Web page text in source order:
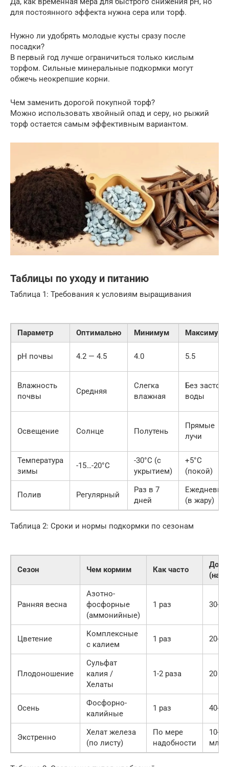
для постоянного эффекта нужна сера или торф.
Нужно ли удобрять молодые кусты сразу после
посадки?
В первый год лучше ограничиться только кислым
торфом. Сильные минеральные подкормки могут
обжечь неокрепшие корни.
Чем заменить дорогой покупной торф?
Можно использовать хвойный опад и серу, но рыжий
торф остается самым эффективным вариантом.
Таблицы по уходу и питанию
Таблица 1: Требования к условиям выращивания
Параметр Оптимально Минимум Максимум
pH почвы 4.2 — 4.5 4.0 5.5
Влажность
почвы
Средняя
Слегка
влажная
Без застоя
воды
Освещение Солнце Полутень
Прямые
лучи
Температура
зимы
-15…-20°C
-30°C (с
укрытием)
+5°C
(покой)
Полив Регулярный
Раз в 7
дней
Ежедневно
(в жару)
Таблица 2: Сроки и нормы подкормки по сезонам
Сезон Чем кормим Как часто
(на
Ранняя весна
Азотно-
фосфорные
(аммонийные)
1 раз 30-50
Цветение
Комплексные
с калием
1 раз 20-30
Плодоношение
Сульфат
калия /
Хелаты
1-2 раза 20 г
Осень
Фосфорно-
калийные
1 раз 40-60
Экстренно
Хелат железа
(по листу)
По мере
надобности
10-20
мл/